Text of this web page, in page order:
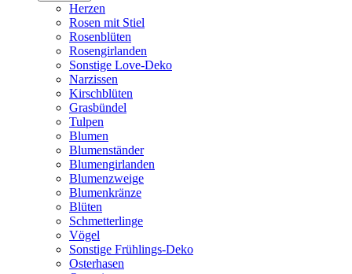
Herzen
Rosen mit Stiel
Rosenblüten
Rosengirlanden
Sonstige Love-Deko
Narzissen
Kirschblüten
Grasbündel
Tulpen
Blumen
Blumenständer
Blumengirlanden
Blumenzweige
Blumenkränze
Blüten
Schmetterlinge
Vögel
Sonstige Frühlings-Deko
Osterhasen